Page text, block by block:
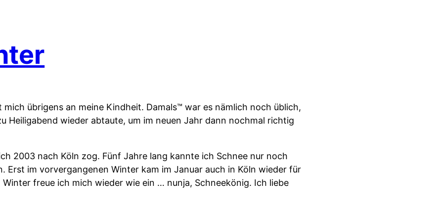
übrigens an meine Kindheit. Damals™ war es nämlich noch üblich,
Heiligabend wieder abtaute, um im neuen Jahr dann nochmal richtig
2003 nach Köln zog. Fünf Jahre lang kannte ich Schnee nur noch
Erst im vorvergangenen Winter kam im Januar auch in Köln wieder für
freue ich mich wieder wie ein … nunja, Schneekönig. Ich liebe